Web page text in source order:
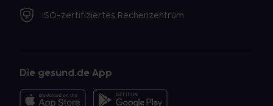
ISO-zertifiziertes Rechenzentrum
Die gesund.de App